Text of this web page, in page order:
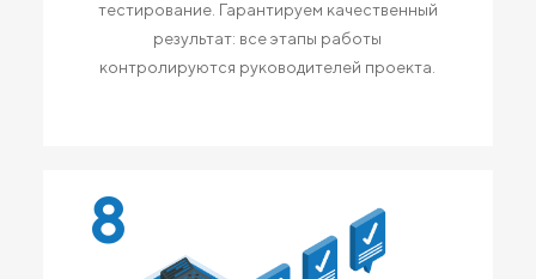
тестирование. Гарантируем качественный
результат: все этапы работы
контролируются руководителей проекта.
8